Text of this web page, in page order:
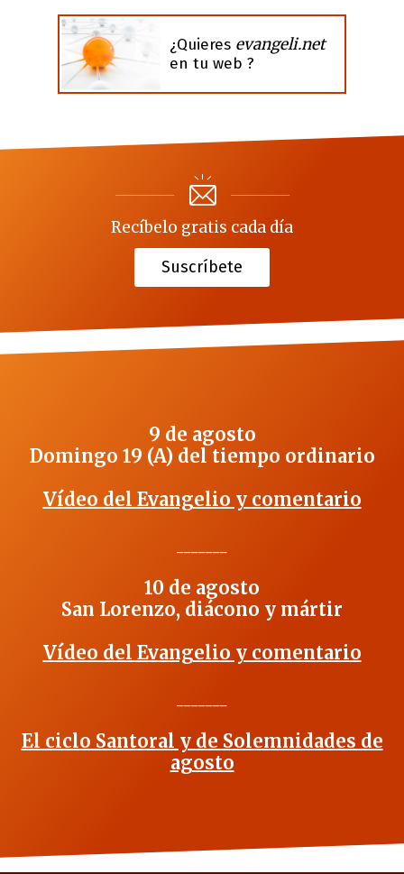
¿Quieres evangeli.net
en tu web ?
Recíbelo gratis cada día
Suscríbete
9 de agosto
Domingo 19 (A) del tiempo ordinario
Vídeo del Evangelio y comentario
10 de agosto
San Lorenzo, diácono y mártir
Vídeo del Evangelio y comentario
El ciclo Santoral y de Solemnidades de
agosto